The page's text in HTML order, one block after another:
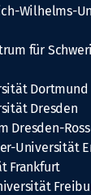
Wilhelms-
für
Dortmund
Dresden
Dresden-
Universität
Frankfurt